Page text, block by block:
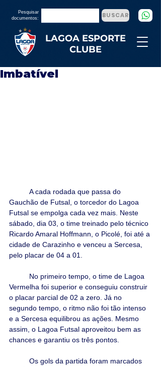
LAGOA ESPORTE
CLUBE
Pesquisar
documentos:
BUSCAR
Imbatível
Gauchão de Futsal, o torcedor do Lagoa
Futsal se empolga cada vez mais. Neste
sábado, dia 03, o time treinado pelo técnico
Ricardo Amaral Hoffmann, o Picolé, foi até a
cidade de Carazinho e venceu a Sercesa,
pelo placar de 04 a 01.
Vermelha foi superior e conseguiu construir
o placar parcial de 02 a zero. Já no
segundo tempo, o ritmo não foi tão intenso
e a Sercesa equilibrou as ações. Mesmo
assim, o Lagoa Futsal aproveitou bem as
chances e garantiu os três pontos.